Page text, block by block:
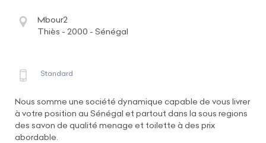
Mbour2
Thiès - 2000 - Sénégal
Standard
Nous somme une société dynamique capable de vous livrer
à votre position au Sénégal et partout dans la sous regions
des savon de qualité menage et toilette à des prix
abordable.